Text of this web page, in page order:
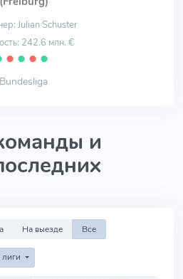
Julian Schuster
242.6 млн. €
⬤ ⬤ ⬤ ⬤
Bundesliga
и
На выезде Все